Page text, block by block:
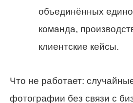
объединённых
команда,
клиентские кейсы.
Что не работает:
фотографии без связи с